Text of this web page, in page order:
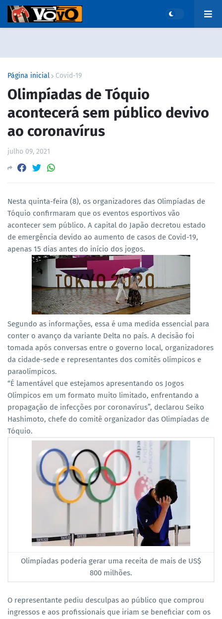
Página inicial Covid-19
Olimpíadas de Tóquio
acontecerá sem público devivo
ao coronavírus
julho 09, 2021
Nesta quinta-feira (8), os organizadores das Olimpíadas de
Tóquio confirmaram que os eventos esportivos vão
acontecer sem público. A capital do Japão decretou estado
de emergência devido ao aumento de casos de Covid-19,
apenas 15 dias antes do início dos jogos.
Segundo as informações, essa é uma medida essencial para
conter o avanço da variante Delta no país. A decisão foi
tomada após conversas entre o governo local, organizadores
da cidade-sede e representantes dos comitês olímpicos e
paraolímpicos.
“É lamentável que estejamos apresentando os Jogos
Olímpicos em um formato muito limitado, enfrentando a
propagação de infecções por coronavírus”, declarou Seiko
Hashimoto, chefe do comitê organizador das Olimpíadas de
Tóquio.
Olimpíadas poderia gerar uma receita de mais de US$
800 milhões.
O representante pediu desculpas ao público que comprou
ingressos e aos profissionais que iriam se beneficiar com os